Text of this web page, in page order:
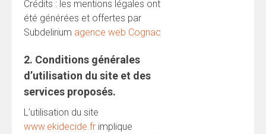
Crédits : les mentions légales ont
été générées et offertes par
Subdelirium agence web Cognac
2. Conditions générales
d’utilisation du site et des
services proposés.
L’utilisation du site
www.ekidecide.fr implique